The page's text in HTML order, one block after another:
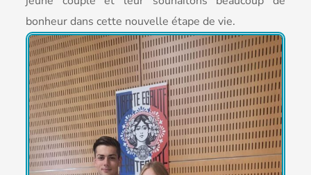
bonheur dans cette nouvelle étape de vie.